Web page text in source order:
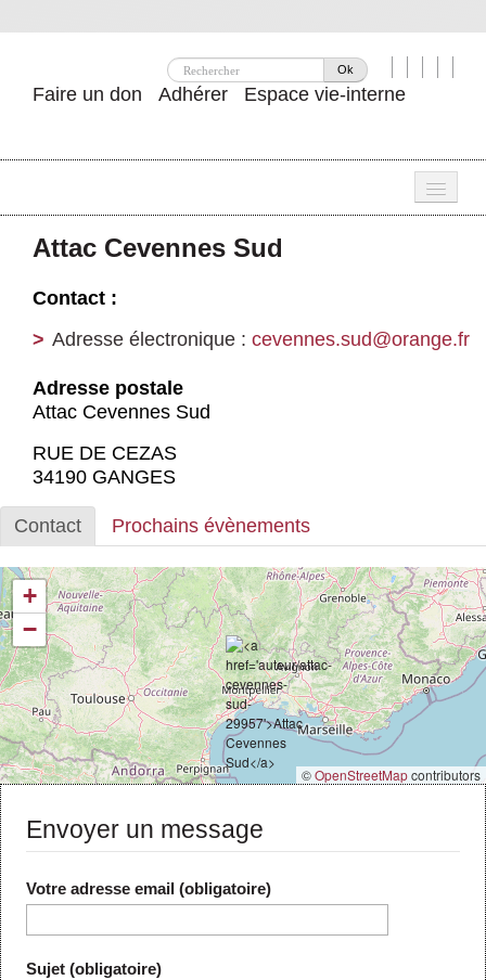
Ok
Faire un don Adhérer Espace vie-interne
Publications
Agenda
Boutique
Attac Cevennes Sud
Contact :
Adresse électronique : cevennes.sud@orange.fr
Adresse postale
Attac Cevennes Sud
RUE DE CEZAS
34190 GANGES
Contact Prochains évènements
+
−
©OpenStreetMapcontributors
Envoyer un message
Votre adresse email (obligatoire)
Sujet (obligatoire)